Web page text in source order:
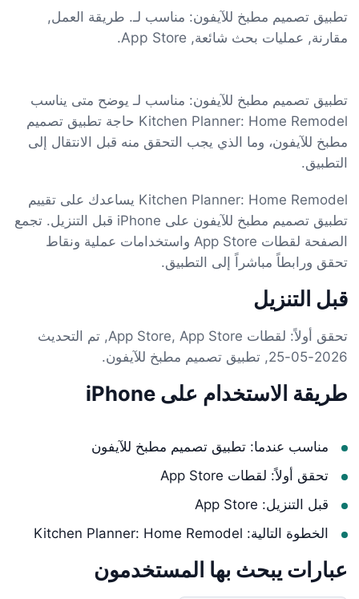
تطبيق تصميم مطبخ للآيفون: مناسب لـ. طريقة العمل,
مقارنة, عمليات بحث شائعة, App Store.
تطبيق تصميم مطبخ للآيفون: مناسب لـ يوضح متى يناسب
Kitchen Planner: Home Remodel حاجة تطبيق تصميم
مطبخ للآيفون، وما الذي يجب التحقق منه قبل الانتقال إلى
التطبيق.
Kitchen Planner: Home Remodel يساعدك على تقييم
تطبيق تصميم مطبخ للآيفون على iPhone قبل التنزيل. تجمع
الصفحة لقطات App Store واستخدامات عملية ونقاط
تحقق ورابطاً مباشراً إلى التطبيق.
قبل التنزيل
تحقق أولاً: لقطات App Store, App Store, تم التحديث
2026-05-25, تطبيق تصميم مطبخ للآيفون.
طريقة الاستخدام على iPhone
مناسب عندما: تطبيق تصميم مطبخ للآيفون
تحقق أولاً: لقطات App Store
قبل التنزيل: App Store
الخطوة التالية: Kitchen Planner: Home Remodel
عبارات يبحث بها المستخدمون